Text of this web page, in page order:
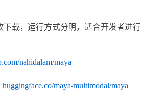
下载，运行方式分明，适合开发者进行
nahidalam/maya
huggingface.co/maya-multimodal/maya